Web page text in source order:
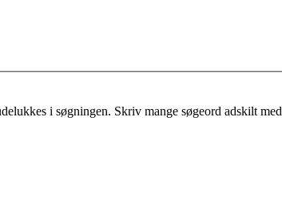
i søgningen. Skriv mange søgeord adskilt med